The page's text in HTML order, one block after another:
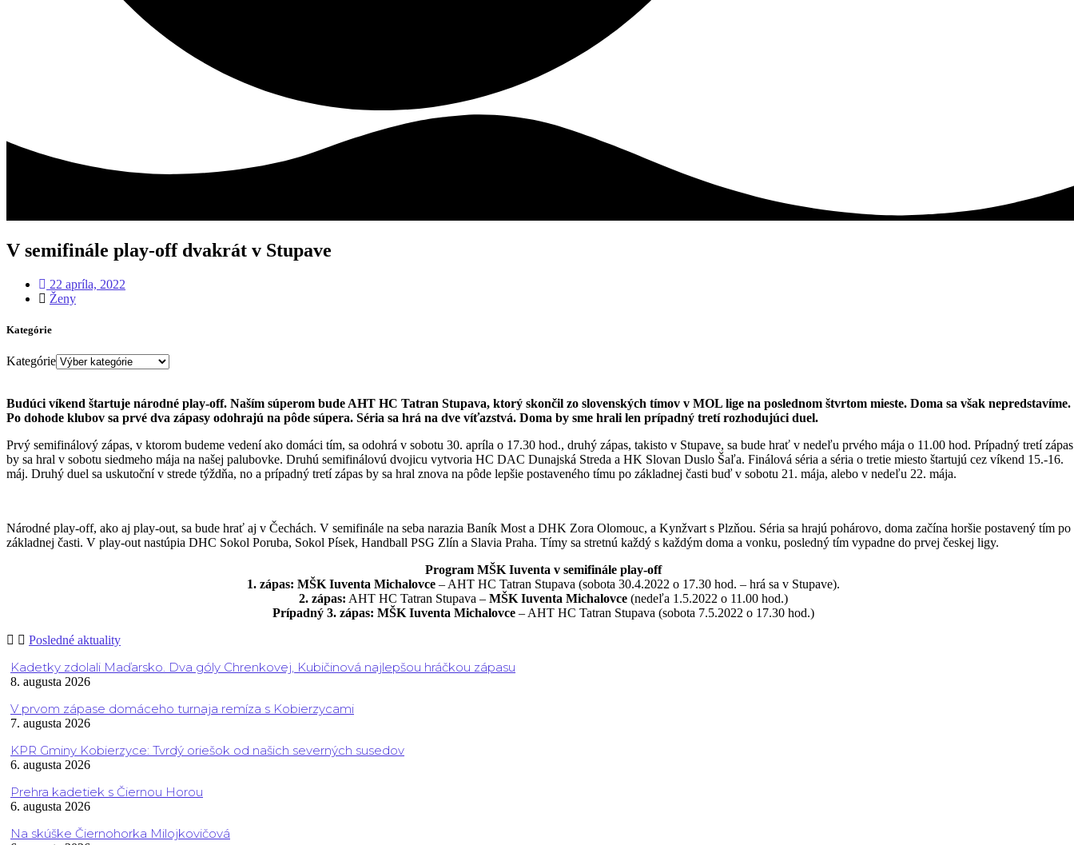
V semifinále play-off dvakrát v Stupave
22 apríla, 2022
Ženy
Kategórie
Kategórie
Budúci víkend štartuje národné play-off. Naším súperom bude AHT HC Tatran Stupava, ktorý skončil zo slovenských tímov v MOL lige na poslednom štvrtom mieste. Doma sa však nepredstavíme.
Po dohode klubov sa prvé dva zápasy odohrajú na pôde súpera. Séria sa hrá na dve víťazstvá. Doma by sme hrali len prípadný tretí rozhodujúci duel.
Prvý semifinálový zápas, v ktorom budeme vedení ako domáci tím, sa odohrá v sobotu 30. apríla o 17.30 hod., druhý zápas, takisto v Stupave, sa bude hrať v nedeľu prvého mája o 11.00 hod. Prípadný tretí zápas
by sa hral v sobotu siedmeho mája na našej palubovke. Druhú semifinálovú dvojicu vytvoria HC DAC Dunajská Streda a HK Slovan Duslo Šaľa. Finálová séria a séria o tretie miesto štartujú cez víkend 15.-16.
máj. Druhý duel sa uskutoční v strede týždňa, no a prípadný tretí zápas by sa hral znova na pôde lepšie postaveného tímu po základnej časti buď v sobotu 21. mája, alebo v nedeľu 22. mája.
Národné play-off, ako aj play-out, sa bude hrať aj v Čechách. V semifinále na seba narazia Baník Most a DHK Zora Olomouc, a Kynžvart s Plzňou. Séria sa hrajú pohárovo, doma začína horšie postavený tím po
základnej časti. V play-out nastúpia DHC Sokol Poruba, Sokol Písek, Handball PSG Zlín a Slavia Praha. Tímy sa stretnú každý s každým doma a vonku, posledný tím vypadne do prvej českej ligy.
Program MŠK Iuventa v semifinále play-off
1. zápas: MŠK Iuventa Michalovce – AHT HC Tatran Stupava (sobota 30.4.2022 o 17.30 hod. – hrá sa v Stupave).
2. zápas: AHT HC Tatran Stupava – MŠK Iuventa Michalovce (nedeľa 1.5.2022 o 11.00 hod.)
Prípadný 3. zápas: MŠK Iuventa Michalovce – AHT HC Tatran Stupava (sobota 7.5.2022 o 17.30 hod.)
Posledné aktuality
Kadetky zdolali Maďarsko. Dva góly Chrenkovej, Kubičinová najlepšou hráčkou zápasu
8. augusta 2026
V prvom zápase domáceho turnaja remíza s Kobierzycami
7. augusta 2026
KPR Gminy Kobierzyce: Tvrdý oriešok od našich severných susedov
6. augusta 2026
Prehra kadetiek s Čiernou Horou
6. augusta 2026
Na skúške Čiernohorka Milojkovičová